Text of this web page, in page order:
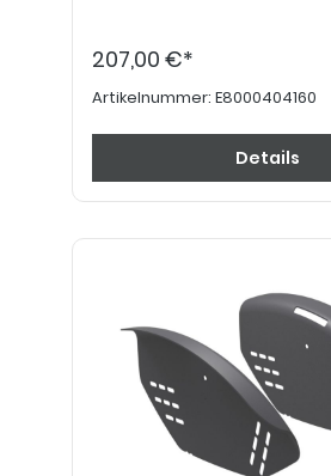
207,00 €*
Artikelnummer: E8000404160
Details